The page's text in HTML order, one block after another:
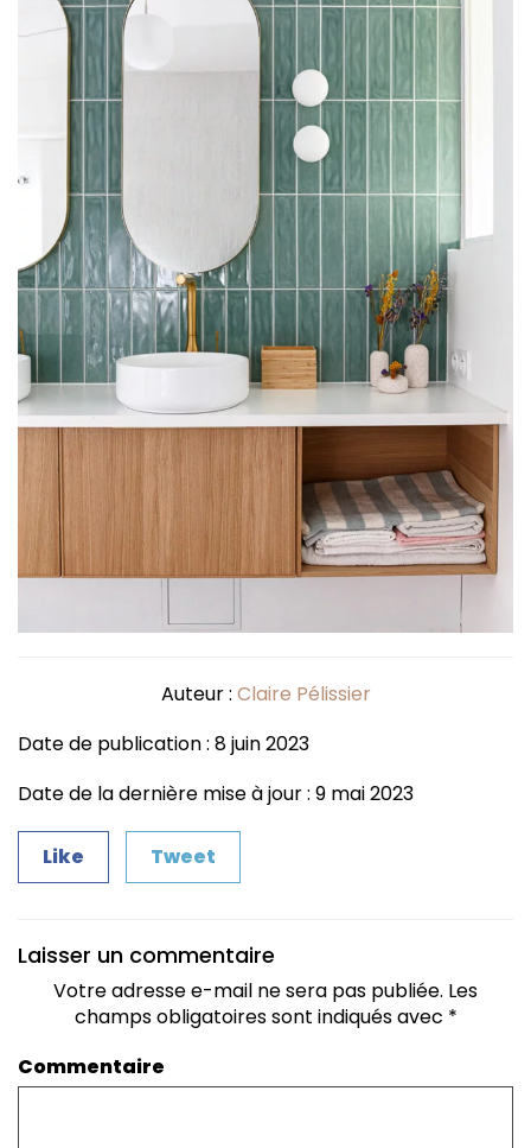
Auteur : Claire Pélissier
Date de publication : 8 juin 2023
Date de la dernière mise à jour : 9 mai 2023
Like Tweet
Laisser un commentaire
Votre adresse e-mail ne sera pas publiée. Les
champs obligatoires sont indiqués avec *
Commentaire